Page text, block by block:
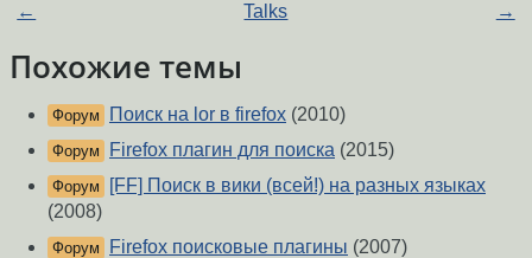
← Talks →
Похожие темы
Форум Поиск на lor в firefox (2010)
Форум Firefox плагин для поиска (2015)
Форум
[FF] Поиск в вики (всей!) на разных языках
(2008)
Форум Firefox поисковые плагины (2007)